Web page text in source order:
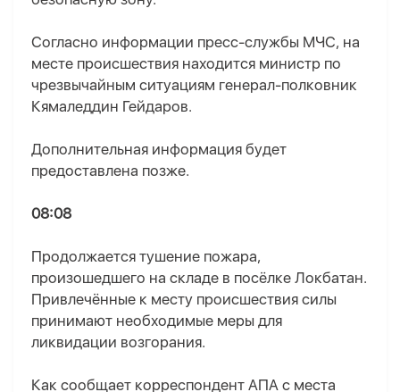
Согласно информации пресс-службы МЧС, на
месте происшествия находится министр по
чрезвычайным ситуациям генерал-полковник
Кямаледдин Гейдаров.
Дополнительная информация будет
предоставлена позже.
08:08
Продолжается тушение пожара,
произошедшего на складе в посёлке Локбатан.
Привлечённые к месту происшествия силы
принимают необходимые меры для
ликвидации возгорания.
Как сообщает корреспондент AПA с места